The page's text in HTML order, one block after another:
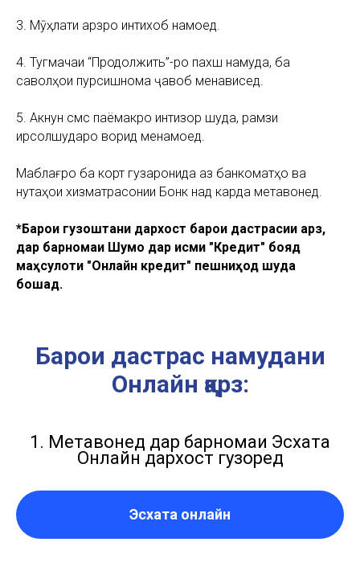
3. Мӯҳлати қарзро интихоб намоед.
4. Тугмачаи “Продолжить”-ро пахш намуда, ба
саволҳои пурсишнома ҷавоб менависед.
5. Акнун смс паёмакро интизор шуда, рамзи
ирсолшударо ворид менамоед.
Маблағро ба корт гузаронида аз банкоматҳо ва
нуқтаҳои хизматрасонии Бонк нақд карда метавонед.
*Барои гузоштани дархост барои дастрасии қарз,
дар барномаи Шумо дар қисми "Кредит" бояд
маҳсулоти "Онлайн кредит" пешниҳод шуда
бошад.
Барои дастрас намудани
Онлайн қарз:
1. Метавонед дар барномаи Эсхата
Онлайн дархост гузоред
Эсхата онлайн